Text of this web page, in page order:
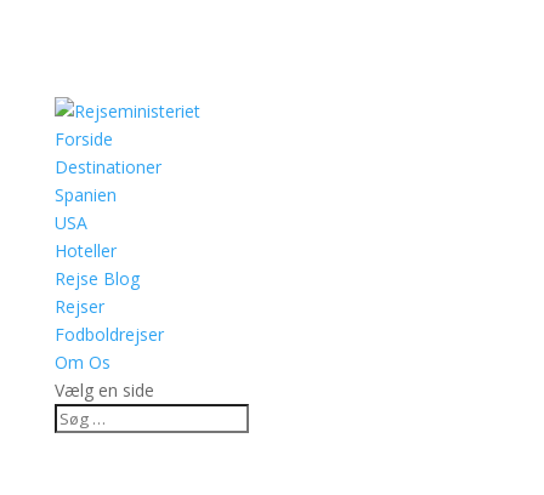
Forside
Destinationer
Spanien
USA
Hoteller
Rejse Blog
Rejser
Fodboldrejser
Om Os
Vælg en side